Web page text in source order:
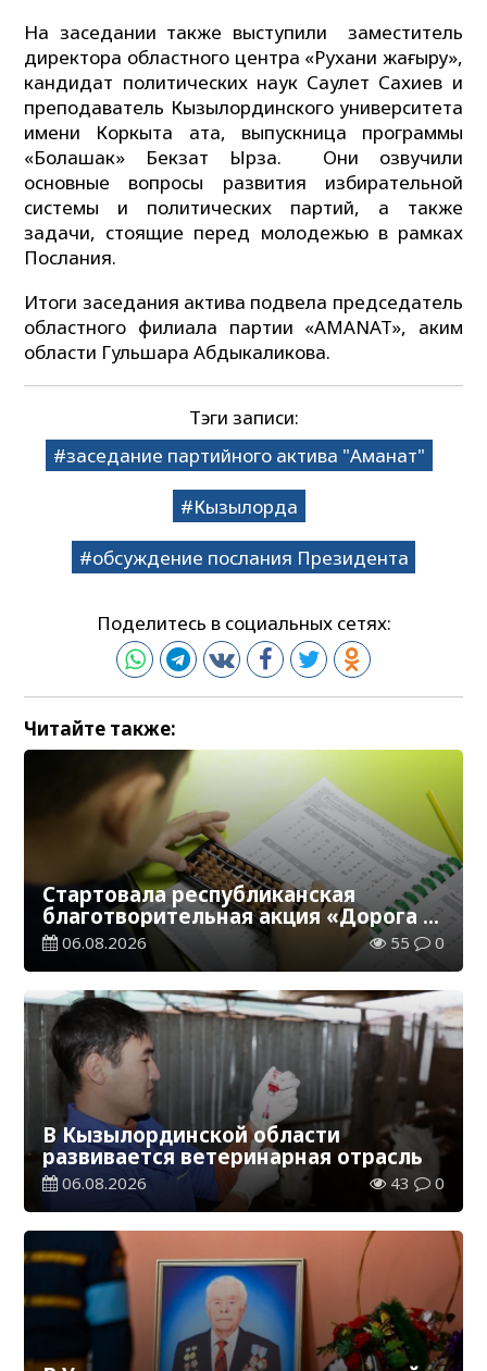
На заседании также выступили заместитель
директора областного центра «Рухани жаңғыру»,
кандидат политических наук Саулет Сахиев и
преподаватель Кызылординского университета
имени Коркыта ата, выпускница программы
«Болашак» Бекзат Ырза. Они озвучили
основные вопросы развития избирательной
системы и политических партий, а также
задачи, стоящие перед молодежью в рамках
Послания.
Итоги заседания актива подвела председатель
областного филиала партии «AMANAT», аким
области Гульшара Абдыкаликова.
Тэги записи:
заседание партийного актива "Аманат"
Кызылорда
обсуждение послания Президента
Поделитесь в социальных сетях:
Читайте также:
Стартовала республиканская
благотворительная акция «Дорога в
школу»
06.08.2026 55 0
В Кызылординской области
развивается ветеринарная отрасль
06.08.2026 43 0